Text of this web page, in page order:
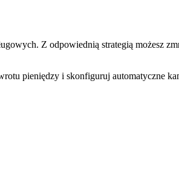
Z odpowiednią strategią możesz
pieniędzy i skonfiguruj automatyczne